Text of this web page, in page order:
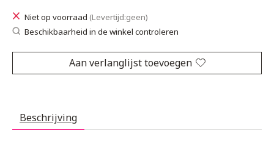
Niet op voorraad (Levertijd:geen)
Beschikbaarheid in de winkel controleren
Aan verlanglijst toevoegen
Beschrijving